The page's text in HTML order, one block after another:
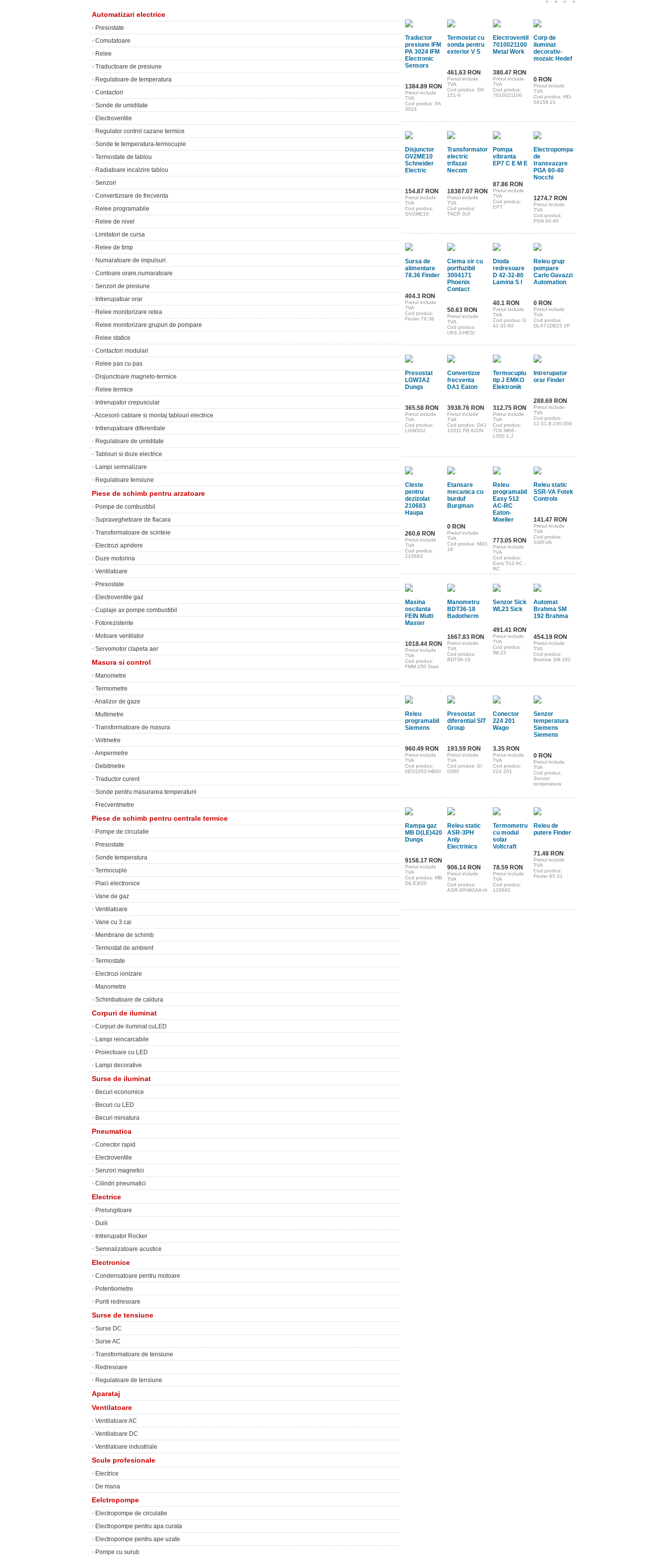
Automatizari electrice
• Presostate
• Comutatoare
• Relee
• Traductoare de presiune
• Regulatoare de temperatura
• Contactori
• Sonde de umiditate
• Electroventile
• Regulator control cazane termice
• Sonde te temperatura-termocuple
• Termostate de tablou
• Radiatoare incalzire tablou
• Senzori
• Convertizoare de frecventa
• Relee programabile
• Relee de nivel
• Limitatori de cursa
• Relee de timp
• Numaratoare de impulsuri
• Contoare orare,numaratoare
• Senzori de presiune
• Intrerupatoar orar
• Relee monitorizare retea
• Relee monitorizare grupuri de pompare
• Relee statice
• Contactori modulari
• Relee pas cu pas
• Disjunctoare magneto-termice
• Relee termice
• Intrerupator crepuscular
•Accesorii cablare si montaj tablouri electrice
• Intrerupatoare diferentiale
• Regulatoare de umiditate
• Tablouri si doze electrice
• Lampi semnalizare
• Regulatoare tensiune
Piese de schimb pentru arzatoare
• Pompe de combustibil
• Supraveghetoare de flacara
• Transformatoare de scinteie
• Electrozi apridere
• Duze motorina
• Ventilatoare
• Presostate
• Electroventile gaz
• Cuplaje ax pompe combustibil
• Fotorezistente
• Motoare ventilator
• Servomotor clapeta aer
Masura si control
• Manometre
• Termometre
•Analizor de gaze
• Multimetre
• Transformatoare de masura
• Voltmetre
•Ampermetre
• Debitmetre
• Traductor curent
• Sonde pentru masurarea temperaturii
• Frecventmetre
Piese de schimb pentru centrale termice
• Pompe de circulatie
• Presostate
• Sonde temperatura
• Termocuple
• Placi electronice
• Vane de gaz
• Ventilatoare
• Vane cu 3 cai
• Membrane de schimb
• Termostat de ambient
• Termostate
• Electrozi ionizare
• Manometre
• Schimbatoare de caldura
Corpuri de iluminat
• Corpuri de iluminat cuLED
• Lampi reincarcabile
• Proiectoare cu LED
• Lampi decorative
Surse de iluminat
• Becuri economice
• Becuri cu LED
• Becuri miniatura
Pneumatica
• Conector rapid
• Electroventile
• Senzori magnetici
• Cilindri pneumatici
Electrice
• Prelungitoare
• Dulii
• Intrerupator Rocker
• Semnalizatoare acustice
Electronice
• Condensatoare pentru motoare
• Potentiometre
• Punti redresoare
Surse de tensiune
• Surse DC
• Surse AC
• Transformatoare de tensiune
• Redresoare
• Regulatoare de tensiune
Aparataj
Ventilatoare
• Ventilatoare AC
• Ventilatoare DC
• Ventilatoare industriale
Scule profesionale
• Electrice
• De mana
Eelctropompe
• Electropompe de circulatie
• Electropompe pentru apa curata
• Electropompe pentru ape uzate
• Pompe cu surub
Traductor
presiune IFM
PA 3024 IFM
Electronic
Sensors
1384.89 RON
Pretul include
TVA
Cod produs: PA
3024
Termostat cu
sonda pentru
exterior V S
461.63 RON
Pretul include
TVA
Cod produs: SR
151-V
Electroventil
7010021100
Metal Work
380.47 RON
Pretul include
TVA
Cod produs:
7010021100
Corp de
iluminat
decorativ-
mozaic Hedef
0 RON
Pretul include
TVA
Cod produs: HD-
04158-21
Disjunctor
GV2ME10
Schneider
Electric
154.87 RON
Pretul include
TVA
Cod produs:
GV2ME10
Transformator
electric
trifazat
Necom
18387.07 RON
Pretul include
TVA
Cod produs:
TNCP 3UI
Pompa
vibranta
EP7 C E M E
87.86 RON
Pretul include
TVA
Cod produs:
EP7
Electropompa
de
transvazare
PGA 60-40
Nocchi
1274.7 RON
Pretul include
TVA
Cod produs:
PGA 60-40
Sursa de
alimentare
78.36 Finder
404.3 RON
Pretul include
TVA
Cod produs:
Finder 78.36
Clema sir cu
portfuzibil
3004171
Phoenix
Contact
50.63 RON
Pretul include
TVA
Cod produs:
UK6.3-HESI
Dioda
redresoare
D 42-32-80
Lamina S I
40.1 RON
Pretul include
TVA
Cod produs: D
42-32-80
Releu grup
pompare
Carlo Gavazzi
Automation
0 RON
Pretul include
TVA
Cod produs:
DLA71DB23 2P
Presostat
LGW3A2
Dungs
365.58 RON
Pretul include
TVA
Cod produs:
LGW3A2
Convertizor
frecventa
DA1 Eaton
3938.76 RON
Pretul include
TVA
Cod produs: DA1
12011 FB A20N
Termocuplu
tip J EMKO
Elektronik
312.75 RON
Pretul include
TVA
Cod produs:
TCK-M06-
L050.1.J
Intrerupator
orar Finder
288.69 RON
Pretul include
TVA
Cod produs:
12.51.8.230.000
Cleste
pentru
dezizolat
210683
Haupa
260.6 RON
Pretul include
TVA
Cod produs:
210683
Etansare
mecanica cu
burduf
Burgman
0 RON
Pretul include
TVA
Cod produs: MG1
18
Releu
programabil
Easy 512
AC-RC
Eaton-
Moeller
773.05 RON
Pretul include
TVA
Cod produs:
Easy 512 AC -
RC
Releu static
SSR-VA Fotek
Controls
141.47 RON
Pretul include
TVA
Cod produs:
SSR-VA
Masina
oscilanta
FEIN Multi
Master
1018.44 RON
Pretul include
TVA
Cod produs:
FMM 250 Start
Manometru
BDT36-18
Badotherm
1667.83 RON
Pretul include
TVA
Cod produs:
BDT36-18
Senzor Sick
WL23 Sick
491.41 RON
Pretul include
TVA
Cod produs:
WL23
Automat
Brahma SM
192 Brahma
454.19 RON
Pretul include
TVA
Cod produs:
Brahma SM 192
Releu
programabil
Siemens
960.49 RON
Pretul include
TVA
Cod produs:
6ED1052-HB00
Presostat
diferential SIT
Group
193.59 RON
Pretul include
TVA
Cod produs: SI
0380
Conector
224 201
Wago
3.35 RON
Pretul include
TVA
Cod produs:
224 201
Senzor
temperatura
Siemens
Siemens
0 RON
Pretul include
TVA
Cod produs:
Senzor
temperatura
Rampa gaz
MB D(LE)420
Dungs
9158.17 RON
Pretul include
TVA
Cod produs: MB
D(LE)420
Releu static
ASR-3PH
Anly
Electrinics
906.14 RON
Pretul include
TVA
Cod produs:
ASR-3PH90AA-H
Termometru
cu modul
solar
Voltcraft
78.59 RON
Pretul include
TVA
Cod produs:
126682
Releu de
putere Finder
71.48 RON
Pretul include
TVA
Cod produs:
Finder 65.31